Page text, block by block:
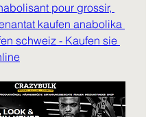
pour grossir,
kaufen anabolika
schweiz - Kaufen sie